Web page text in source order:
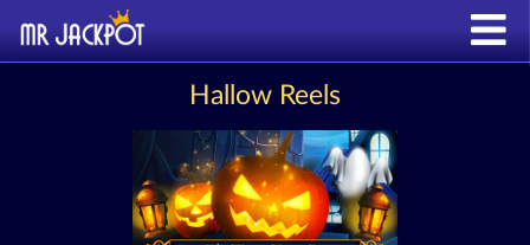
Hallow Reels